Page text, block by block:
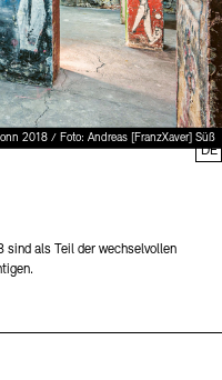
2018 / Foto: Andreas [FranzXaver] Süß
sind als Teil der wechselvollen
DE